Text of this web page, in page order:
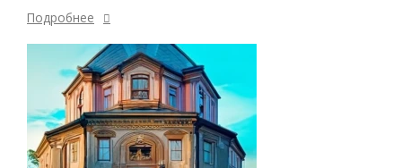
Подробнее